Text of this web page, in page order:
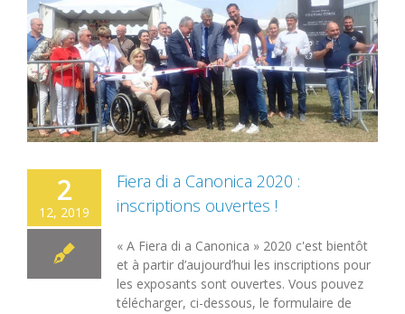
2
12, 2019
Fiera di a Canonica 2020 :
inscriptions ouvertes !
« A Fiera di a Canonica » 2020 c'est bientôt
et à partir d’aujourd’hui les inscriptions pour
les exposants sont ouvertes. Vous pouvez
télécharger, ci-dessous, le formulaire de